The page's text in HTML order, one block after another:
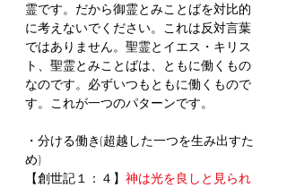
霊です。だから御霊とみことばを対比的
に考えないでください。これは反対言葉
ではありません。聖霊とイエス・キリス
ト、聖霊とみことばは、ともに働くもの
なのです。必ずいつもともに働くもので
す。これが一つのパターンです。
・分ける働き(超越した一つを生み出すた
め)
【創世記１：４】 神は光を良しと見られ